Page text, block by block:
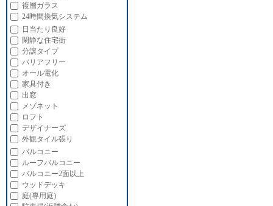
複層ガラス
24時間換気システム
日当たり良好
閑静な住宅街
分譲タイプ
バリアフリー
オール電化
家具付き
出窓
メゾネット
ロフト
デザイナーズ
外観タイル張り
バルコニー
ルーフバルコニー
バルコニー2面以上
ウッドデッキ
庭(専用庭)